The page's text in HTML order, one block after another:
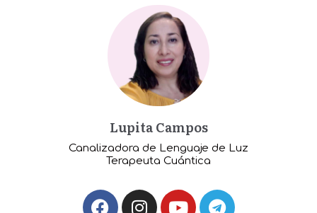
Lupita Campos
Canalizadora de Lenguaje de Luz
Terapeuta Cuántica